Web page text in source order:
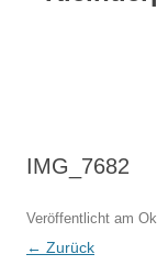
IMG_7682
Veröffentlicht am
← Zurück